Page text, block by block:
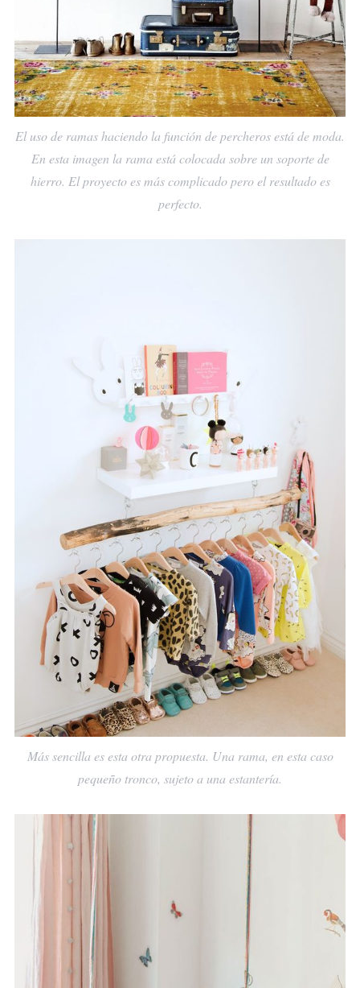
El uso de ramas haciendo la función de percheros está de moda.
En esta imagen la rama está colocada sobre un soporte de
hierro. El proyecto es más complicado pero el resultado es
perfecto.
Más sencilla es esta otra propuesta. Una rama, en esta caso
pequeño tronco, sujeto a una estantería.